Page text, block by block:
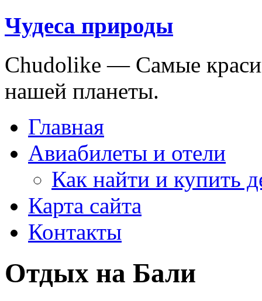
Чудеса природы
Chudolike — Cамые
нашей планеты.
Главная
Авиабилеты и отели
Как найти и купить
Карта сайта
Контакты
Отдых на Бали